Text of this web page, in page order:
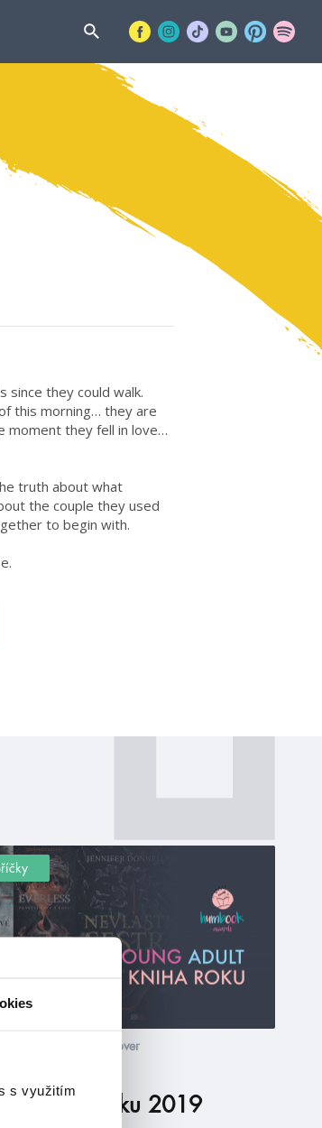
s využitím
since they could walk.
this morning… they are
moment they fell in love…
truth about what
the couple they used
to begin with.
#colleenhoover
knihy roku 2019